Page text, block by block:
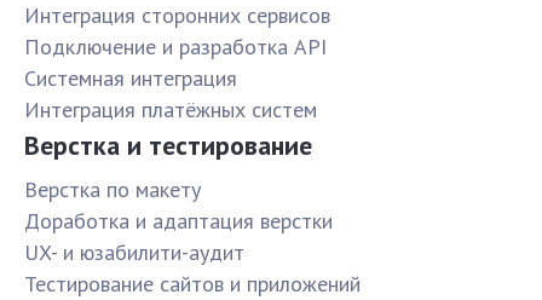
Интеграция сторонних сервисов
Подключение и разработка API
Системная интеграция
Интеграция платёжных систем
Верстка и тестирование
Верстка по макету
Доработка и адаптация верстки
UX- и юзабилити-аудит
Тестирование сайтов и приложений